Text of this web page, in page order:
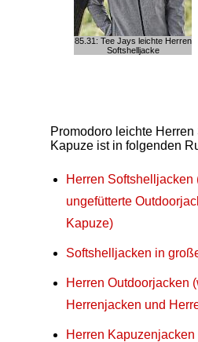
85.31: Tee Jays leichte Herren
Softshelljacke
Promodoro leichte
Kapuze ist in folgenden
Herren Softshelljacken
ungefütterte
Kapuze)
Softshelljacken in
Herren Outdoorjacken
Herrenjacken und
Herren